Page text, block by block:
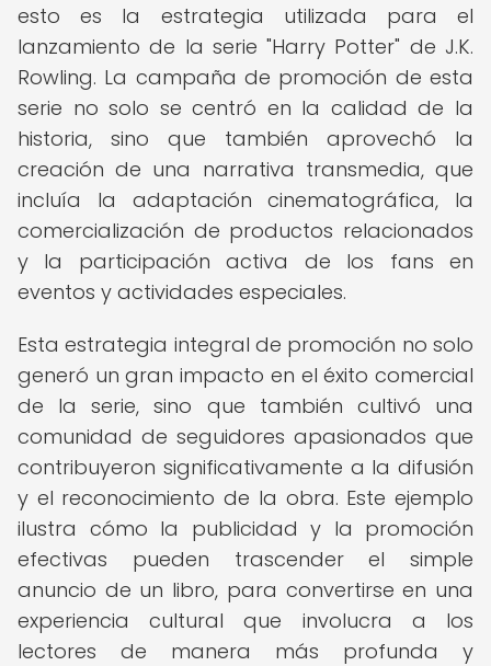
esto es la estrategia utilizada para el
lanzamiento de la serie "Harry Potter" de J.K.
Rowling. La campaña de promoción de esta
serie no solo se centró en la calidad de la
historia, sino que también aprovechó la
creación de una narrativa transmedia, que
incluía la adaptación cinematográfica, la
comercialización de productos relacionados
y la participación activa de los fans en
eventos y actividades especiales.
Esta estrategia integral de promoción no solo
generó un gran impacto en el éxito comercial
de la serie, sino que también cultivó una
comunidad de seguidores apasionados que
contribuyeron significativamente a la difusión
y el reconocimiento de la obra. Este ejemplo
ilustra cómo la publicidad y la promoción
efectivas pueden trascender el simple
anuncio de un libro, para convertirse en una
experiencia cultural que involucra a los
lectores de manera más profunda y